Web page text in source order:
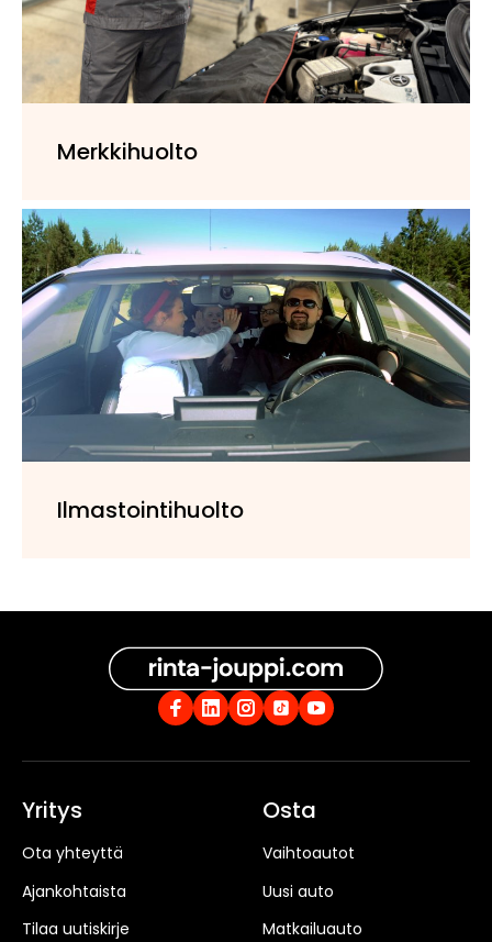
Merkkihuolto
Ilmastointihuolto
Yritys
Ota yhteyttä
Ajankohtaista
Tilaa uutiskirje
Osta
Vaihtoautot
Uusi auto
Matkailuauto